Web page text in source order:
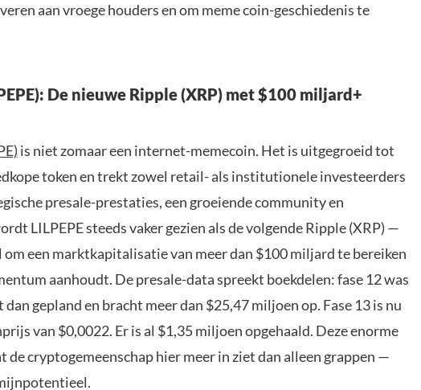
aan vroege houders en om meme coin-geschiedenis te
De nieuwe Ripple (XRP) met $100 miljard+
is niet zomaar een internet-memecoin. Het is uitgegroeid tot
token en trekt zowel retail- als institutionele investeerders
presale-prestaties, een groeiende community en
LILPEPE steeds vaker gezien als de volgende Ripple (XRP) —
een marktkapitalisatie van meer dan $100 miljard te bereiken
aanhoudt. De presale-data spreekt boekdelen: fase 12 was
gepland en bracht meer dan $25,47 miljoen op. Fase 13 is nu
van $0,0022. Er is al $1,35 miljoen opgehaald. Deze enorme
de cryptogemeenschap hier meer in ziet dan alleen grappen —